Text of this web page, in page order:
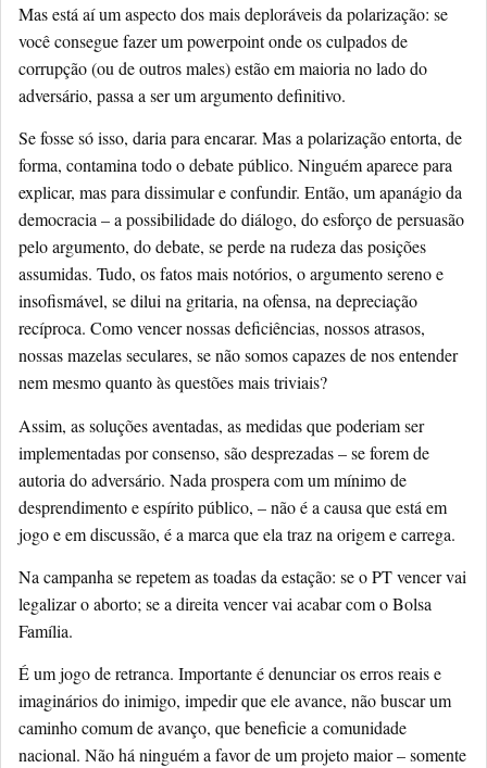
Mas está aí um aspecto dos mais deploráveis da polarização: se
você consegue fazer um powerpoint onde os culpados de
corrupção (ou de outros males) estão em maioria no lado do
adversário, passa a ser um argumento definitivo.
Se fosse só isso, daria para encarar. Mas a polarização entorta, de
forma, contamina todo o debate público. Ninguém aparece para
explicar, mas para dissimular e confundir. Então, um apanágio da
democracia – a possibilidade do diálogo, do esforço de persuasão
pelo argumento, do debate, se perde na rudeza das posições
assumidas. Tudo, os fatos mais notórios, o argumento sereno e
insofismável, se dilui na gritaria, na ofensa, na depreciação
recíproca. Como vencer nossas deficiências, nossos atrasos,
nossas mazelas seculares, se não somos capazes de nos entender
nem mesmo quanto às questões mais triviais?
Assim, as soluções aventadas, as medidas que poderiam ser
implementadas por consenso, são desprezadas – se forem de
autoria do adversário. Nada prospera com um mínimo de
desprendimento e espírito público, – não é a causa que está em
jogo e em discussão, é a marca que ela traz na origem e carrega.
Na campanha se repetem as toadas da estação: se o PT vencer vai
legalizar o aborto; se a direita vencer vai acabar com o Bolsa
Família.
É um jogo de retranca. Importante é denunciar os erros reais e
imaginários do inimigo, impedir que ele avance, não buscar um
caminho comum de avanço, que beneficie a comunidade
nacional. Não há ninguém a favor de um projeto maior – somente